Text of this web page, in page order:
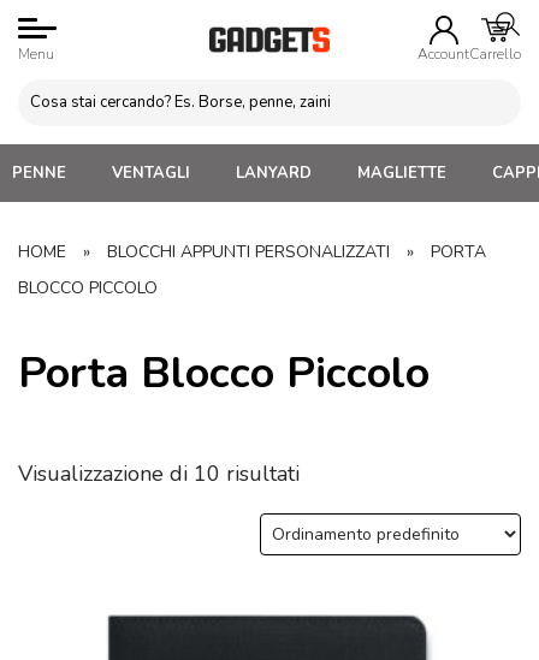
Menu AccountCarrello
PENNE VENTAGLI LANYARD MAGLIETTE
HOME » BLOCCHI APPUNTI PERSONALIZZATI »
PORTA
BLOCCO PICCOLO
Porta Blocco Piccolo
Visualizzazione di 10 risultati